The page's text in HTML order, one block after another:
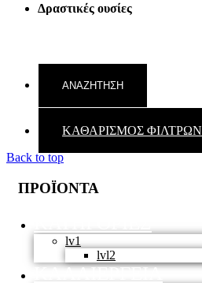
Δραστικές ουσίες
ΚΑΘΑΡΙΣΜΟΣ ΦΙΛΤΡΩΝ
Back to top
ΠΡΟΪΟΝΤΑ
lv1
lvl2
ΚΑΛΛΙΕΡΓΕΙΑ